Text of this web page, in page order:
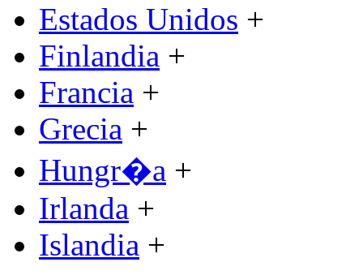
Estados Unidos +
Finlandia +
Francia +
Grecia +
Hungr�a +
Irlanda +
Islandia +